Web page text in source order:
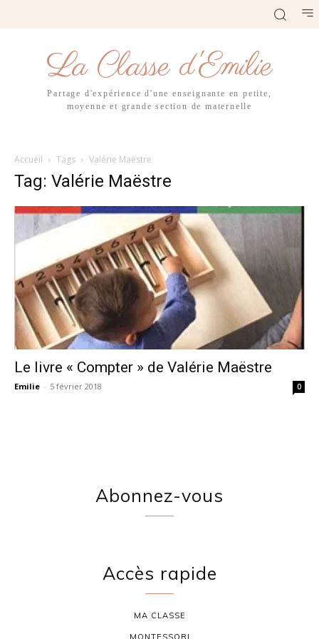
La Classe d'Emilie
Partage d'expérience d'une enseignante en petite,
moyenne et grande section de maternelle
Accueil Tags Valérie Maëstre
Tag: Valérie Maëstre
Le livre « Compter » de Valérie Maëstre
Emilie - 5 février 2018 0
Abonnez-vous
Accès rapide
MA CLASSE